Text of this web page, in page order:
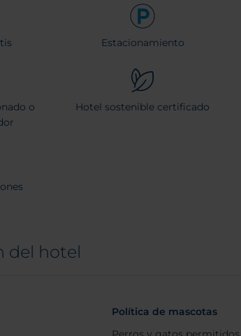
Estacionamiento
o
Hotel sostenible certificado
del hotel
Política de mascotas